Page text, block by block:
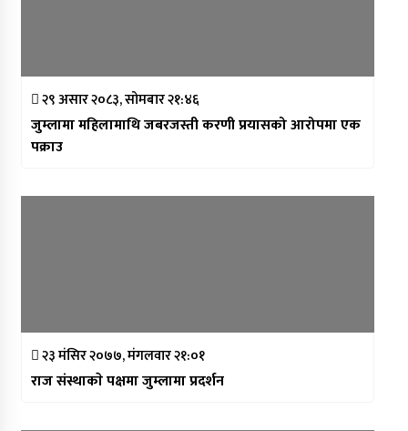
२९ असार २०८३, सोमबार २१:४६
जुम्लामा महिलामाथि जबरजस्ती करणी प्रयासको आरोपमा एक
पक्राउ
२३ मंसिर २०७७, मंगलवार २१:०१
राज संस्थाकाे पक्षमा जुम्लामा प्रदर्शन